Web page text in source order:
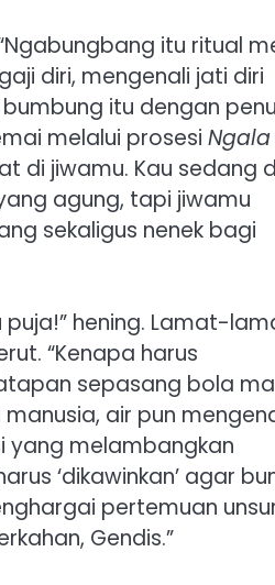
itu ritual
diri, mengenali jati diri
itu dengan
melalui prosesi
di jiwamu. Kau sedang
agung, tapi jiwamu
sekaligus nenek bagi
puja!” hening. Lamat-
“Kenapa harus
sepasang bola
air pun
yang melambangkan
‘dikawinkan’ agar
pertemuan
Gendis.”